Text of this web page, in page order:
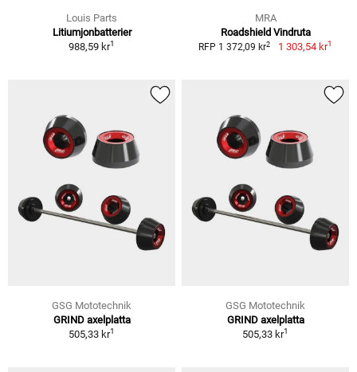
Louis Parts
Litiumjonbatterier
988,59 kr1
MRA
Roadshield Vindruta
RFP 1 372,09 kr2 1 303,54 kr1
GSG Mototechnik
GRIND axelplatta
505,33 kr1
GSG Mototechnik
GRIND axelplatta
505,33 kr1